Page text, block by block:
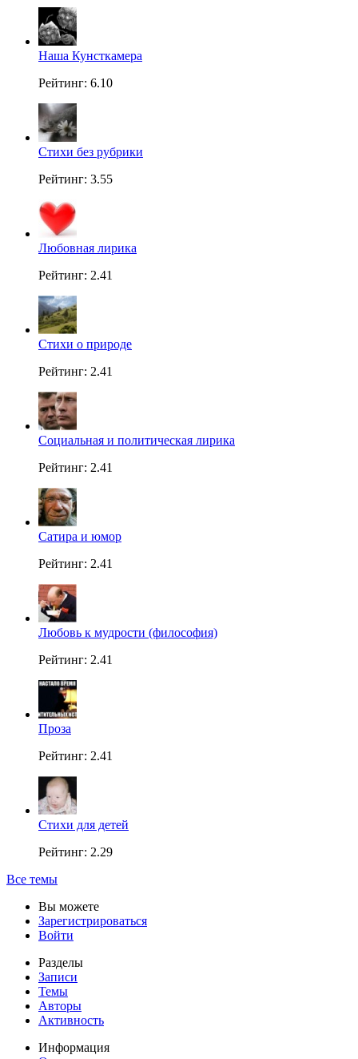
Наша Кунсткамера
Рейтинг: 6.10
Стихи без рубрики
Рейтинг: 3.55
Любовная лирика
Рейтинг: 2.41
Стихи о природе
Рейтинг: 2.41
Социальная и политическая лирика
Рейтинг: 2.41
Сатира и юмор
Рейтинг: 2.41
Любовь к мудрости (философия)
Рейтинг: 2.41
Проза
Рейтинг: 2.41
Стихи для детей
Рейтинг: 2.29
Все темы
Вы можете
Зарегистрироваться
Войти
Разделы
Записи
Темы
Авторы
Активность
Информация